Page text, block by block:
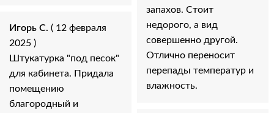
Игорь С. ( 12 февраля
2025 )
Штукатурка "под песок"
для кабинета. Придала
помещению
благородный и
запахов. Стоит
недорого, а вид
совершенно другой.
Отлично переносит
перепады температур и
влажность.